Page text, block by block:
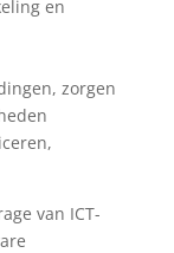
en
zorgen
van ICT-